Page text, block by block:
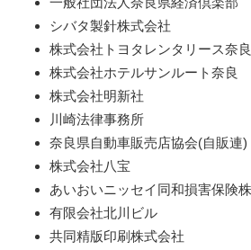
シバタ製針株式会社
株式会社トヨタレンタリース奈良
株式会社ホテルサンルート奈良
株式会社明新社
川崎法律事務所
奈良県自動車販売店協会(自販連)
株式会社八宝
あいおいニッセイ同和損害保険
有限会社北川ビル
共同精版印刷株式会社